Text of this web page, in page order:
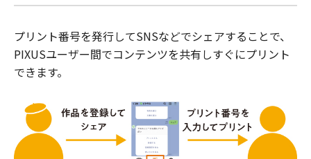
プリント番号を発行してSNSなどでシェアすることで、
PIXUSユーザー間でコンテンツを共有しすぐにプリント
できます。